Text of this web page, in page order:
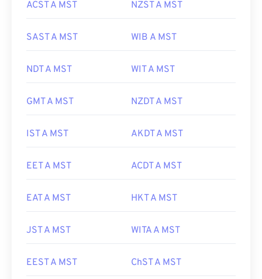
ACST A MST NZST A MST
SAST A MST WIB A MST
NDT A MST WIT A MST
GMT A MST NZDT A MST
IST A MST AKDT A MST
EET A MST ACDT A MST
EAT A MST HKT A MST
JST A MST WITA A MST
EEST A MST ChST A MST